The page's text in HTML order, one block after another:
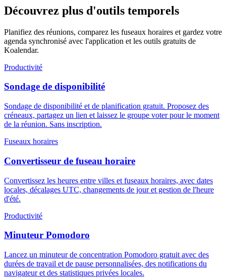
Découvrez plus d'outils temporels
Planifiez des réunions, comparez les fuseaux horaires et gardez votre
agenda synchronisé avec l'application et les outils gratuits de
Koalendar.
Productivité
Sondage de disponibilité
Sondage de disponibilité et de planification gratuit. Proposez des
créneaux, partagez un lien et laissez le groupe voter pour le moment
de la réunion. Sans inscription.
Fuseaux horaires
Convertisseur de fuseau horaire
Convertissez les heures entre villes et fuseaux horaires, avec dates
locales, décalages UTC, changements de jour et gestion de l'heure
d'été.
Productivité
Minuteur Pomodoro
Lancez un minuteur de concentration Pomodoro gratuit avec des
durées de travail et de pause personnalisées, des notifications du
navigateur et des statistiques privées locales.